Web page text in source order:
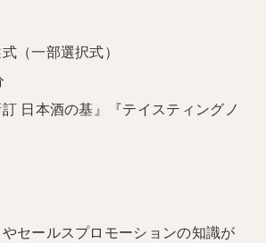
（一部選択式）
訂 日本酒の基』『テイスティングノ
セールスプロモーションの知識が